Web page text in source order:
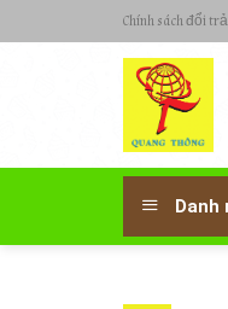
to
Chính sách đổi
Danh